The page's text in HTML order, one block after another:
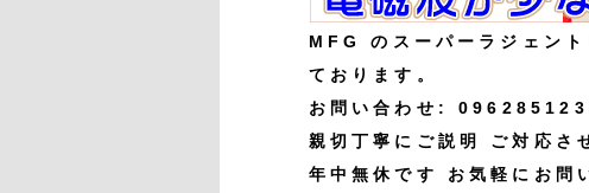
MFG のスーパーラジェン
ております。
お問い合わせ:
親切丁寧にご説明 ご対応さ
年中無休です お気軽にお問